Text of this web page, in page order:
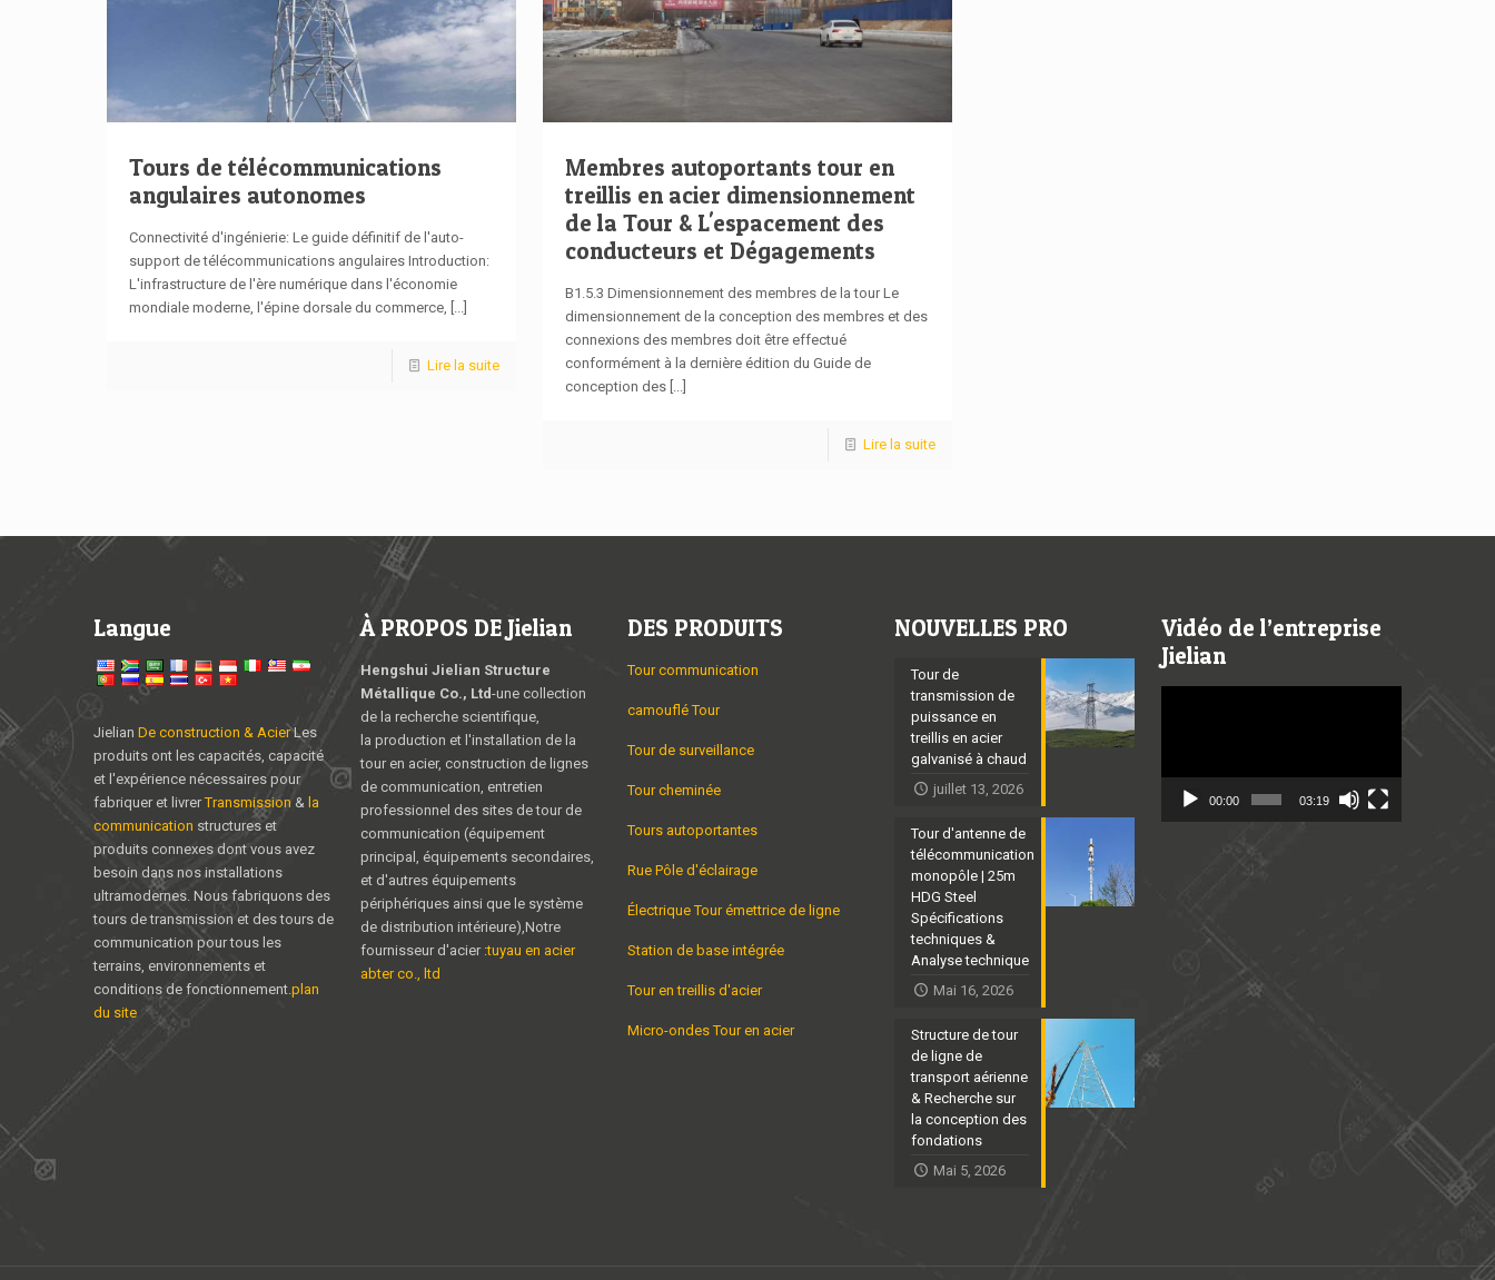
Tours de télécommunications
angulaires autonomes
Connectivité d'ingénierie: Le guide définitif de l'auto-
support de télécommunications angulaires Introduction:
L'infrastructure de l'ère numérique dans l'économie
mondiale moderne, l'épine dorsale du commerce, [...]
Lire la suite
Membres autoportants tour en
treillis en acier dimensionnement
de la Tour & L'espacement des
conducteurs et Dégagements
B1.5.3 Dimensionnement des membres de la tour Le
dimensionnement de la conception des membres et des
connexions des membres doit être effectué
conformément à la dernière édition du Guide de
conception des[...]
Lire la suite
Langue
Jielian De construction & AcierLes
produits ont les capacités, capacité
et l'expérience nécessaires pour
fabriquer et livrerTransmission & la
communication structures et
produits connexes dont vous avez
besoin dans nos installations
ultramodernes. Nous fabriquons des
tours de transmission et des tours de
communication pour tous les
terrains, environnements et
conditions de fonctionnement.plan
du site
À PROPOS DE Jielian
Hengshui Jielian Structure
Métallique Co., Ltd-une collection
de la recherche scientifique,
la production et l'installation de la
tour en acier, construction de lignes
de communication, entretien
professionnel des sites de tour de
communication (équipement
principal, équipements secondaires,
et d'autres équipements
périphériques ainsi que le système
de distribution intérieure),Notre
fournisseur d'acier :tuyau en acier
abter co., ltd
DES PRODUITS
Tour communication
camouflé Tour
Tour de surveillance
Tour cheminée
Tours autoportantes
Rue Pôle d'éclairage
Électrique Tour émettrice de ligne
Station de base intégrée
Tour en treillis d'acier
Micro-ondes Tour en acier
NOUVELLES PRO
Tour de
transmission de
puissance en
treillis en acier
galvanisé à chaud
juillet 13, 2026
Tour d'antenne de
télécommunication
monopôle | 25m
HDG Steel
Spécifications
techniques &
Analyse technique
Mai 16, 2026
Structure de tour
de ligne de
transport aérienne
& Recherche sur
la conception des
fondations
Mai 5, 2026
Vidéo de l’entreprise
Jielian
00:00 03:19